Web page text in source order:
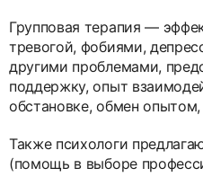
Групповая терапия —
тревогой, фобиями,
другими проблемами,
поддержку, опыт
обстановке, обмен
Также психологи
(помощь в выборе